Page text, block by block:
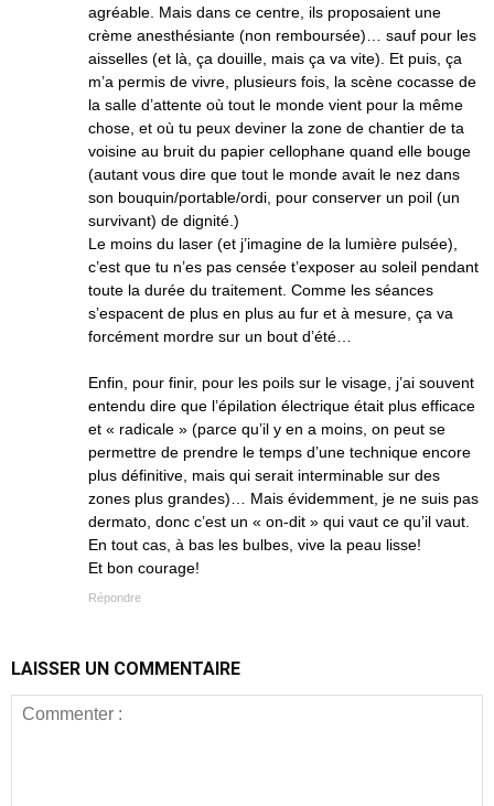
agréable. Mais dans ce centre, ils proposaient une
crème anesthésiante (non remboursée)… sauf pour les
aisselles (et là, ça douille, mais ça va vite). Et puis, ça
m’a permis de vivre, plusieurs fois, la scène cocasse de
la salle d’attente où tout le monde vient pour la même
chose, et où tu peux deviner la zone de chantier de ta
voisine au bruit du papier cellophane quand elle bouge
(autant vous dire que tout le monde avait le nez dans
son bouquin/portable/ordi, pour conserver un poil (un
survivant) de dignité.)
Le moins du laser (et j’imagine de la lumière pulsée),
c’est que tu n’es pas censée t’exposer au soleil pendant
toute la durée du traitement. Comme les séances
s’espacent de plus en plus au fur et à mesure, ça va
forcément mordre sur un bout d’été…
Enfin, pour finir, pour les poils sur le visage, j’ai souvent
entendu dire que l’épilation électrique était plus efficace
et « radicale » (parce qu’il y en a moins, on peut se
permettre de prendre le temps d’une technique encore
plus définitive, mais qui serait interminable sur des
zones plus grandes)… Mais évidemment, je ne suis pas
dermato, donc c’est un « on-dit » qui vaut ce qu’il vaut.
En tout cas, à bas les bulbes, vive la peau lisse!
Et bon courage!
Répondre
LAISSER UN COMMENTAIRE